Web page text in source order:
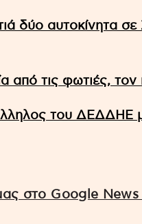
δύο αυτοκίνητα σε
από τις φωτιές, τον
του ΔΕΔΔΗΕ
στο Google News